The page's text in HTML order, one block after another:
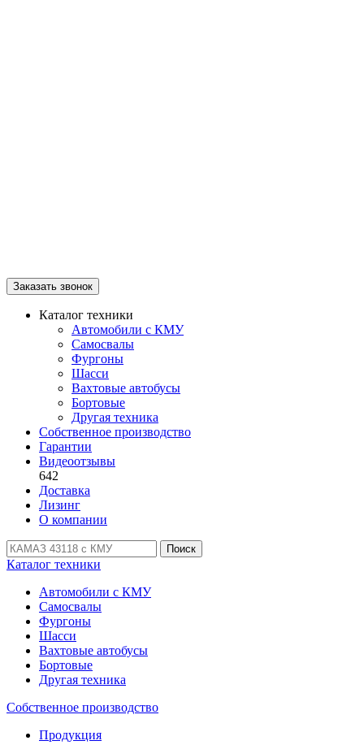
Заказать звонок
Каталог техники
Автомобили с КМУ
Самосвалы
Фургоны
Шасси
Вахтовые автобусы
Бортовые
Другая техника
Собственное производство
Гарантии
Видеоотзывы
642
Доставка
Лизинг
О компании
Поиск
Каталог техники
Автомобили с КМУ
Самосвалы
Фургоны
Шасси
Вахтовые автобусы
Бортовые
Другая техника
Собственное производство
Продукция